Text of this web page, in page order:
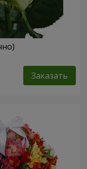
Заказать